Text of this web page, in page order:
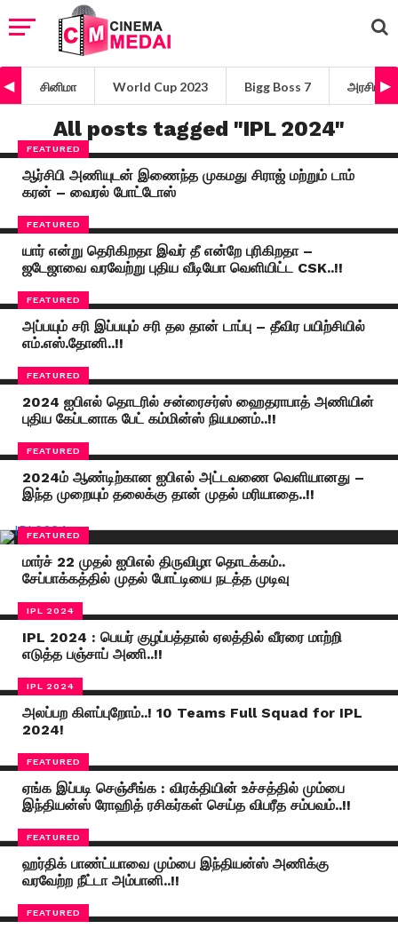
சினிமா World Cup 2023 Bigg Boss 7 அரசியல்
All posts tagged "IPL 2024"
FEATURED
ஆர்சிபி அணியுடன் இணைந்த முகமது சிராஜ் மற்றும் டாம்
கரன் – வைரல் போட்டோஸ்
FEATURED
யார் என்று தெரிகிறதா இவர் தீ என்றே புரிகிறதா –
ஜடேஜாவை வரவேற்று புதிய வீடியோ வெளியிட்ட CSK..!!
FEATURED
அப்பயும் சரி இப்பயும் சரி தல தான் டாப்பு – தீவிர பயிற்சியில்
எம்.எஸ்.தோனி..!!
FEATURED
2024 ஐபிஎல் தொடரில் சன்ரைசர்ஸ் ஹைதராபாத் அணியின்
புதிய கேப்டனாக பேட் கம்மின்ஸ் நியமனம்..!!
FEATURED
2024ம் ஆண்டிற்கான ஐபிஎல் அட்டவணை வெளியானது –
இந்த முறையும் தலைக்கு தான் முதல் மரியாதை..!!
FEATURED
மார்ச் 22 முதல் ஐபிஎல் திருவிழா தொடக்கம்..
சேப்பாக்கத்தில் முதல் போட்டியை நடத்த முடிவு
IPL 2024
IPL 2024 : பெயர் குழப்பத்தால் ஏலத்தில் வீரரை மாற்றி
எடுத்த பஞ்சாப் அணி..!!
IPL 2024
அலப்பற கிளப்புறோம்..! 10 Teams Full Squad for IPL
2024!
FEATURED
ஏங்க இப்படி செஞ்சீங்க : விரக்தியின் உச்சத்தில் மும்பை
இந்தியன்ஸ் ரோஹித் ரசிகர்கள் செய்த விபரீத சம்பவம்..!!
FEATURED
ஹர்திக் பாண்ட்யாவை மும்பை இந்தியன்ஸ் அணிக்கு
வரவேற்ற நீட்டா அம்பானி..!!
FEATURED